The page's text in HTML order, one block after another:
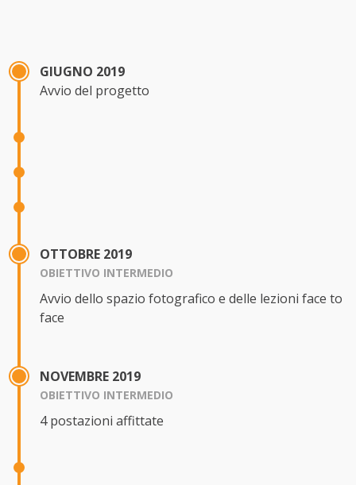
GIUGNO 2019
Avvio del progetto
OTTOBRE 2019
OBIETTIVO INTERMEDIO
Avvio dello spazio fotografico e delle lezioni face to
face
NOVEMBRE 2019
OBIETTIVO INTERMEDIO
4 postazioni affittate